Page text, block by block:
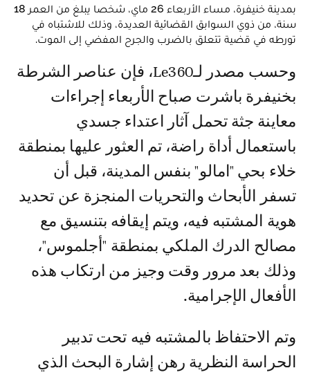
بمدينة خنيفرة، مساء الأربعاء 26 ماي، شخصا يبلغ من العمر 18
سنة، من ذوي السوابق القضائية العديدة، وذلك للاشتباه في
تورطه في قضية تتعلق بالضرب والجرح المفضي إلى الموت.
وحسب مصدر لـLe360، فإن عناصر الشرطة
بخنيفرة باشرت صباح الأربعاء إجراءات
معاينة جثة تحمل آثار اعتداء جسدي
باستعمال أداة راضة، تم العثور عليها بمنطقة
خلاء بحي "امالو" بنفس المدينة، قبل أن
تسفر الأبحاث والتحريات المنجزة عن تحديد
هوية المشتبه فيه، ويتم إيقافه بتنسيق مع
مصالح الدرك الملكي بمنطقة "أجلموس"،
وذلك بعد مرور وقت وجيز من ارتكاب هذه
الأفعال الإجرامية.
وتم الاحتفاظ بالمشتبه فيه تحت تدبير
الحراسة النظرية رهن إشارة البحث الذي